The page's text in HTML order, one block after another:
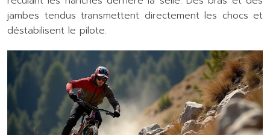
jambes tendus transmettent directement les chocs et
déstabilisent le pilote.